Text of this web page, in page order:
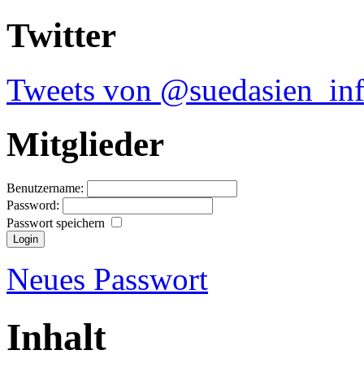
Twitter
Tweets von
Mitglieder
Benutzername:
Password:
Passwort speichern
Neues Passwort
Inhalt